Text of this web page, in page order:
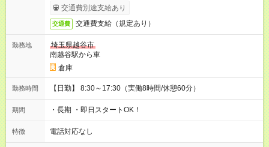
交通費別途支給あり
交通費 交通費支給（規定あり）
勤務地
埼玉県越谷市
南越谷駅から車
倉庫
勤務時間 【日勤】 8:30～17:30（実働8時間/休憩60分）
期間 ・長期 ・即日スタートOK！
特徴 電話対応なし